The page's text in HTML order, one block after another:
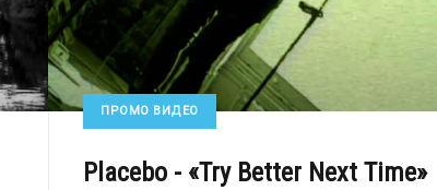
ПРОМО ВИДЕО
Placebo - «Try Better Next Time»